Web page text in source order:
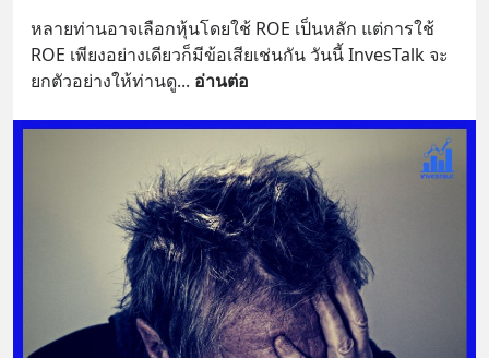
หลายท่านอาจเลือกหุ้นโดยใช้ ROE เป็นหลัก แต่การใช้
ROE เพียงอย่างเดียวก็มีข้อเสียเช่นกัน วันนี้ InvesTalk จะ
ยกตัวอย่างให้ท่านดู... อ่านต่อ